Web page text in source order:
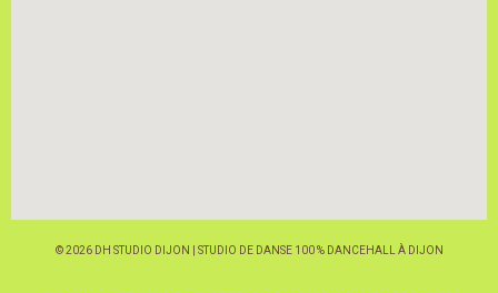
© 2026 DH STUDIO DIJON | STUDIO DE DANSE 100 % DANCEHALL À DIJON